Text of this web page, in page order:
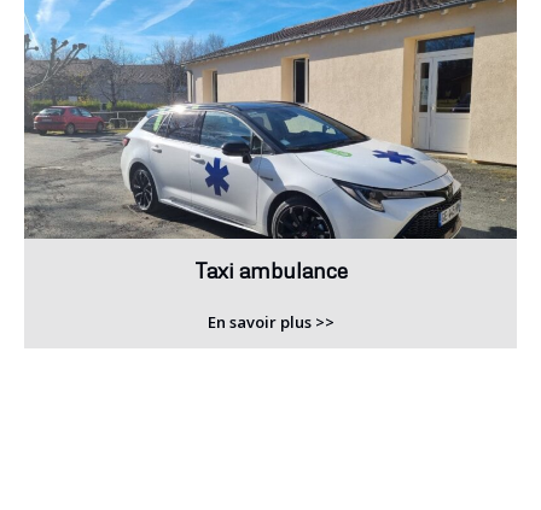
Taxi ambulance
En savoir plus >>